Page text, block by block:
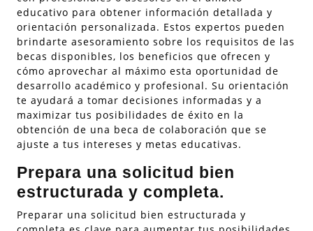
educativo para obtener información detallada y
orientación personalizada. Estos expertos pueden
brindarte asesoramiento sobre los requisitos de las
becas disponibles, los beneficios que ofrecen y
cómo aprovechar al máximo esta oportunidad de
desarrollo académico y profesional. Su orientación
te ayudará a tomar decisiones informadas y a
maximizar tus posibilidades de éxito en la
obtención de una beca de colaboración que se
ajuste a tus intereses y metas educativas.
Prepara una solicitud bien
estructurada y completa.
Preparar una solicitud bien estructurada y